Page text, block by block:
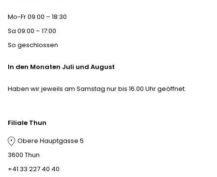
Mo-Fr 09:00 – 18:30
Sa 09:00 – 17:00
So geschlossen
In den Monaten Juli und August
Haben wir jeweils am Samstag nur bis 16.00 Uhr geöffnet.
Filiale Thun
Obere Hauptgasse 5
3600 Thun
+41 33 227 40 40